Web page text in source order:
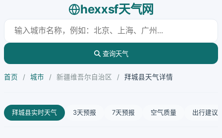
hexxsf天气网
查询天气
首页 / 城市 / 新疆维吾尔自治区 / 拜城县天气详情
拜城县实时天气 3天预报 7天预报 空气质量 出行建议